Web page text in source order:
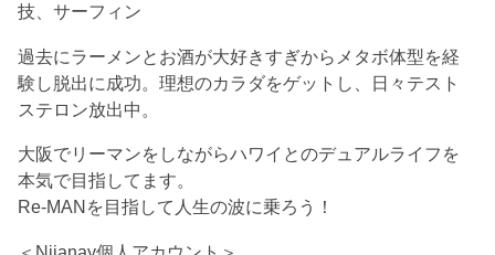
技、サーフィン
過去にラーメンとお酒が大好きすぎからメタボ体型を経
験し脱出に成功。理想のカラダをゲットし、日々テスト
ステロン放出中。
大阪でリーマンをしながらハワイとのデュアルライフを
本気で目指してます。
Re-MANを目指して人生の波に乗ろう！